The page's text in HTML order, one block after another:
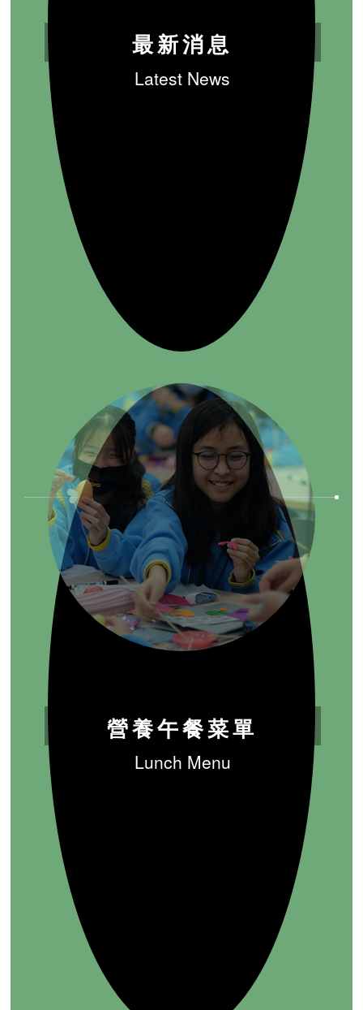
最新消息
Latest News
營養午餐菜單
Lunch Menu